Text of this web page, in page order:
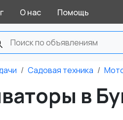
О нас Помощь
Садовая техника
в